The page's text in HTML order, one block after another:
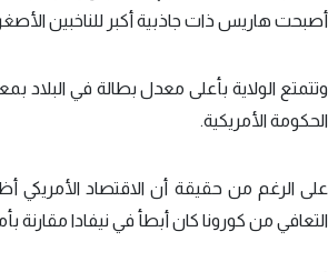
أصبحت هاريس ذات جاذبية أكبر للناخبين
الحكومة الأمريكية.
على الرغم من حقيقة أن الاقتصاد الأمريكي
التعافي من كورونا كان أبطأ في نيفادا مقارنة